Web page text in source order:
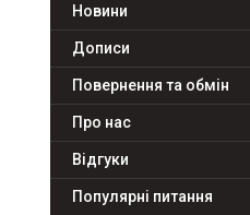
Новини
Дописи
Повернення та обмін
Про нас
Відгуки
Популярні питання